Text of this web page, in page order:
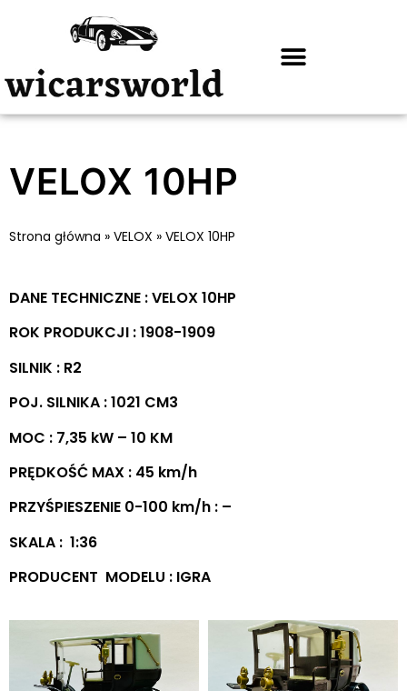
VELOX 10HP
Strona główna » VELOX » VELOX 10HP
DANE TECHNICZNE : VELOX 10HP
ROK PRODUKCJI : 1908-1909
SILNIK : R2
POJ. SILNIKA : 1021 CM3
MOC : 7,35 kW – 10 KM
PRĘDKOŚĆ MAX : 45 km/h
PRZYŚPIESZENIE 0-100 km/h : –
SKALA : 1:36
PRODUCENT MODELU : IGRA